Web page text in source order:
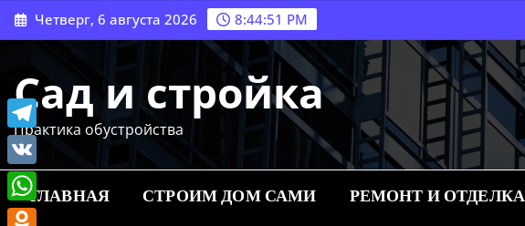
Перейти
к
Четверг, 6 августа 2026 8:44:53 PM
Сад и стройка
Практика обустройства
ГЛАВНАЯ СТРОИМ ДОМ САМИ РЕМОНТ И ОТДЕЛКА
Telegram
VK
WhatsApp